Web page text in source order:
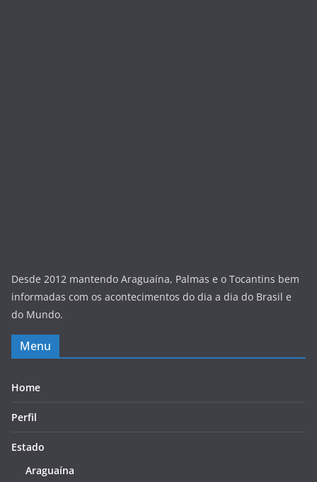
Desde 2012 mantendo Araguaína, Palmas e o Tocantins bem
informadas com os acontecimentos do dia a dia do Brasil e
do Mundo.
Menu
Home
Perfil
Estado
Araguaína